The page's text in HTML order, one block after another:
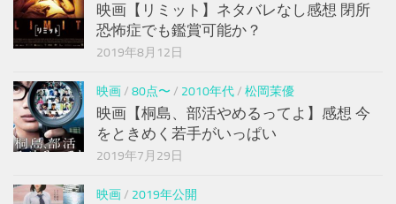
映画【リミット】ネタバレなし感想 閉所
恐怖症でも鑑賞可能か？
2019年8月12日
映画/ 80点〜 / 2010年代/ 松岡茉優
映画【桐島、部活やめるってよ】感想 今
をときめく若手がいっぱい
2019年7月29日
映画/ 2019年公開